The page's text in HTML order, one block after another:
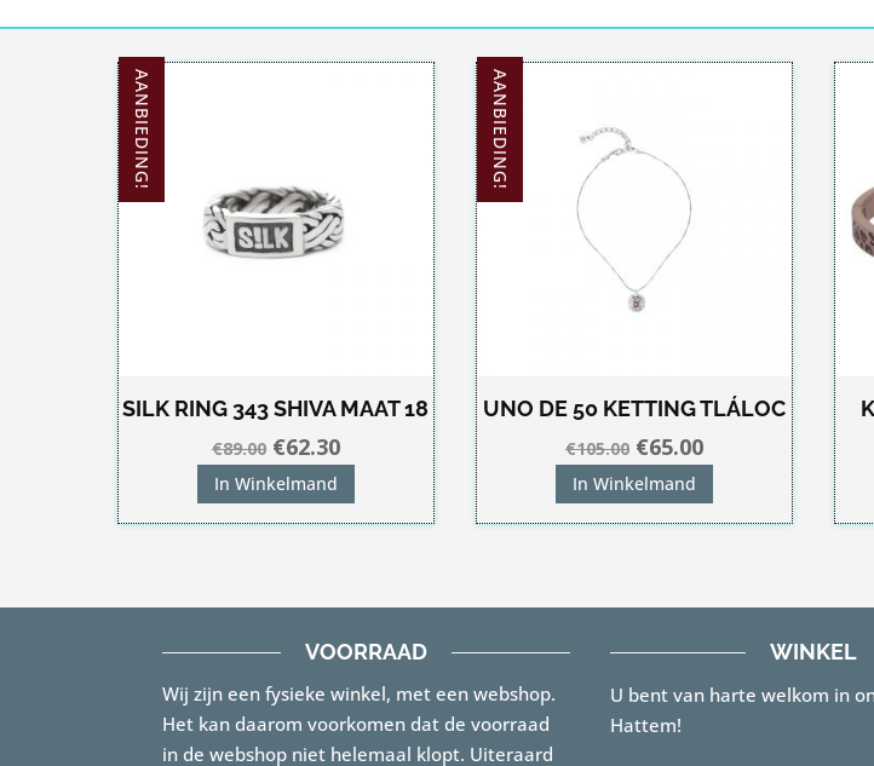
AANBIEDING!
SILK RING 343 SHIVA MAAT 18
€89.00 Oorspronkelijke
prijs
was:
€62.30Huidige
is:
In Winkelmand
AANBIEDING!
UNO DE 50 KETTING TLÁLOC
€105.00 Oorspronkelijke
prijs
was:
€65.00Huidige
is:
In Winkelmand
VOORRAAD
Wij zijn een fysieke winkel, met een webshop.
Het kan daarom voorkomen dat de voorraad
in de webshop niet helemaal klopt. Uiteraard
WINKEL
U bent van harte welkom in
Hattem!